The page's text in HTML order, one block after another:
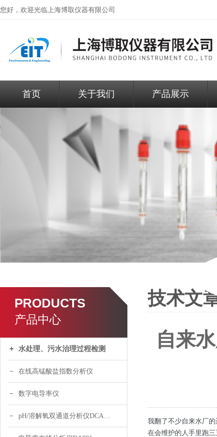
您好，欢迎光临上海博取仪器有限公司
首页 关于我们 产品展示
PRODUCTS
产品中心
水处理、污水治理过程检测
在线高锰酸盐指数分析仪
数字电导率仪
pH/溶解氧双通道分析仪DCA120
技术文
自来
我翻了不少自来水厂
在会维护的人手里跑